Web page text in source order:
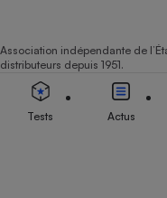
Association indépendante de
distributeurs depuis 1951.
Tests Actus